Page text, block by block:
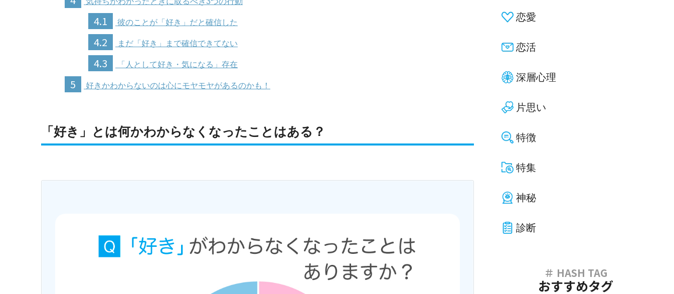
4.1 彼のことが「好き」だと確信した
4.2 まだ「好き」まで確信できてない
4.3 「人として好き・気になる」存在
5 好きかわからないのは心にモヤモヤがあるのかも！
「好き」とは何かわからなくなったことはある？
恋愛
恋活
深層心理
片思い
特徴
特集
神秘
診断
おすすめタグ